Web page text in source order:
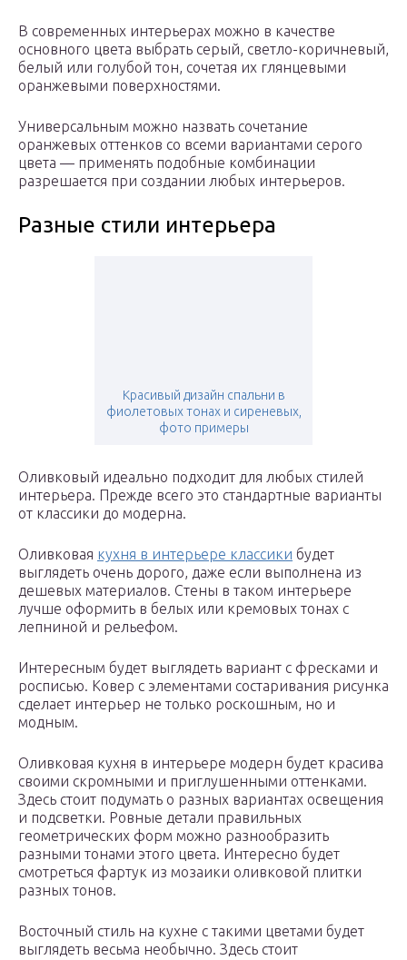
В современных интерьерах можно в качестве
основного цвета выбрать серый, светло-коричневый,
белый или голубой тон, сочетая их глянцевыми
оранжевыми поверхностями.
Универсальным можно назвать сочетание
оранжевых оттенков со всеми вариантами серого
цвета — применять подобные комбинации
разрешается при создании любых интерьеров.
Разные стили интерьера
Красивый дизайн спальни в
фиолетовых тонах и сиреневых,
фото примеры
Оливковый идеально подходит для любых стилей
интерьера. Прежде всего это стандартные варианты
от классики до модерна.
Оливковая кухня в интерьере классики будет
выглядеть очень дорого, даже если выполнена из
дешевых материалов. Стены в таком интерьере
лучше оформить в белых или кремовых тонах с
лепниной и рельефом.
Интересным будет выглядеть вариант с фресками и
росписью. Ковер с элементами состаривания рисунка
сделает интерьер не только роскошным, но и
модным.
Оливковая кухня в интерьере модерн будет красива
своими скромными и приглушенными оттенками.
Здесь стоит подумать о разных вариантах освещения
и подсветки. Ровные детали правильных
геометрических форм можно разнообразить
разными тонами этого цвета. Интересно будет
смотреться фартук из мозаики оливковой плитки
разных тонов.
Восточный стиль на кухне с такими цветами будет
выглядеть весьма необычно. Здесь стоит